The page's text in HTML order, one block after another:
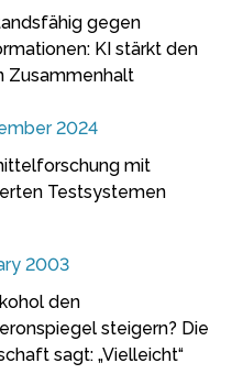
gegen
KI stärkt den
Zusammenhalt
2024
mit
Testsystemen
2003
den
steigern? Die
sagt: „Vielleicht“